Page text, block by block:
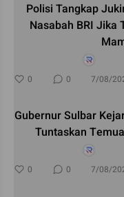
Polisi Tangkap
Nasabah BRI Jika
0 0 7/08/
Gubernur Sulbar
Tuntaskan
0 0 7/08/